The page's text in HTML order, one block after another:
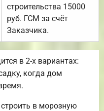
строительства 15000
руб. ГСМ за счёт
Заказчика.
в 2-х вариантах:
когда дом
в морозную